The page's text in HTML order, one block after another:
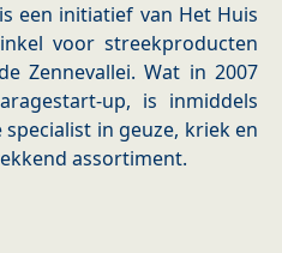
een initiatief van Het Huis
voor streekproducten
Zennevallei. Wat in 2007
up, is inmiddels
in geuze, kriek en
assortiment.